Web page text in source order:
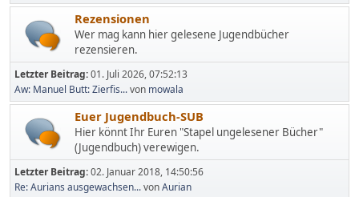
Rezensionen
Wer mag kann hier gelesene Jugendbücher
rezensieren.
Letzter Beitrag:01. Juli 2026, 07:52:13
Aw: Manuel Butt: Zierfis...von mowala
Euer Jugendbuch-SUB
Hier könnt Ihr Euren "Stapel ungelesener Bücher"
(Jugendbuch) verewigen.
Letzter Beitrag:02. Januar 2018, 14:50:56
Re: Aurians ausgewachsen...vonAurian